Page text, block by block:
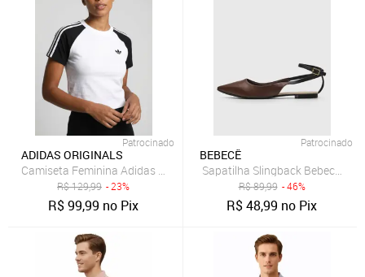
Patrocinado
ADIDAS ORIGINALS
Camiseta Feminina Adidas Originals SST Baby Branca
R$129,99 - 23%
R$99,99 no Pix
Patrocinado
BEBECÊ
Sapatilha Slingback Bebecê
R$89,99 - 46%
R$48,99 no Pix